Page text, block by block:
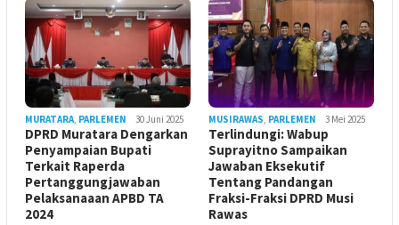
MURATARA PARLEMEN 30 Juni 2025
DPRD Muratara Dengarkan
Penyampaian Bupati
Terkait Raperda
Pertanggungjawaban
Pelaksanaaan APBD TA
2024
MUSIRAWAS PARLEMEN 3 Mei 2025
Terlindungi: Wabup
Suprayitno Sampaikan
Jawaban Eksekutif
Tentang Pandangan
Fraksi-Fraksi DPRD Musi
Rawas